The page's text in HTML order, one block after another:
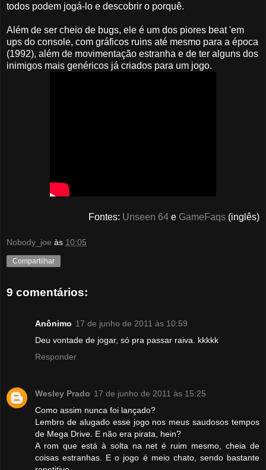
todos podem jogá-lo e descobrir o porquê.
Além de ser cheio de bugs, ele é um dos piores beat 'em
ups do console, com gráficos ruins até mesmo para a época
(1992), além de movimentação estranha e de ter alguns dos
inimigos mais genéricos já criados para um jogo.
Fontes: Unseen 64 e GameFaqs (inglês)
Nobody_joe às 10:05
Compartilhar
9 comentários:
Anônimo 17 de junho de 2011 às 10:59
Deu vontade de jogar, só pra passar raiva. kkkkk
Responder
Wesley Prado 17 de junho de 2011 às 15:25
Como assim nunca foi lançado?
Lembro de alugado esse jogo nos meus saudosos tempos
de Mega Drive. E não era pirata, hein?
A rom que está à solta na net é ruim mesmo, cheia de
coisas estranhas. E o jogo é meio chato, sendo bastante